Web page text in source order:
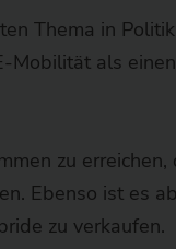
Thema in
Mobilität als
zu
Ebenso ist es
zu verkaufen.